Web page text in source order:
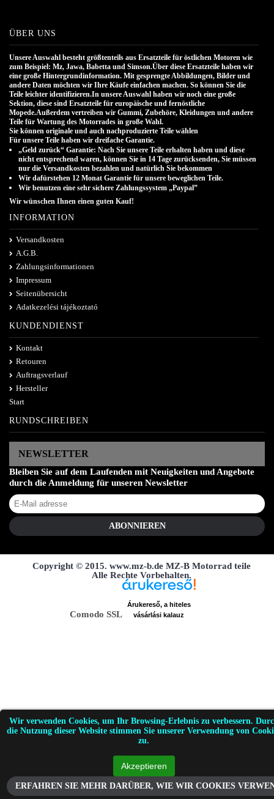
Wir verwenden Cookies, um Ihr Browsing-Erlebnis zu verbessern.
die Nutzung dieser Website stimmen Sie unserer Verwendung von
zu.
ERFAHREN SIE MEHR DARÜBER, WIE WIR COOKIES
ÜBER UNS
Unsere Auswahl besteht größtenteils aus Ersatzteile für östlichen Motoren wie
zum Beispiel: Mz, Jawa, Babetta und Simson.Über diese Ersatzteile haben wir
eine große Hintergrundinformation. Mit gesprengte Abbildungen, Bilder und
andere Daten möchten wir Ihre Käufe einfachen machen. So können Sie die
Teile leichter identifizieren.In unsere Auswahl haben wir noch eine große
Sektion, diese sind Ersatzteile für europäische und fernöstliche
Mopede.Außerdem vertreiben wir Gummi, Zubehöre, Kleidungen und andere
Teile für Wartung des Motorrades in große Wahl.
Sie können originale und auch nachproduzierte Teile wählen
Für unsere Teile haben wir dreifache Garantie.
„Geld zurück“ Garantie: Nach Sie unsere Teile erhalten haben und diese
nicht entsprechend waren, können Sie in 14 Tage zurücksenden, Sie müssen
nur die Versandkosten bezahlen und natürlich Sie bekommen
Wir dafürstehen 12 Monat Garantie für unsere beweglichen Teile.
Wir benutzen eine sehr sichere Zahlungssystem „Paypal”
Wir wünschen Ihnen einen guten Kauf!
INFORMATION
Versandkosten
A.G.B.
Zahlungsinformationen
Impressum
Seitenübersicht
Adatkezelési tájékoztató
KUNDENDIENST
Kontakt
Retouren
Auftragsverlauf
Hersteller
Start
RUNDSCHREIBEN
NEWSLETTER
Bleiben Sie auf dem Laufenden mit Neuigkeiten und Angebote
durch die Anmeldung für unseren Newsletter
ABONNIEREN
Copyright © 2015. www.mz-b.de MZ-B Motorrad teile
Alle Rechte Vorbehalten.
Comodo SSL
Árukereső, a hiteles
vásárlási kalauz